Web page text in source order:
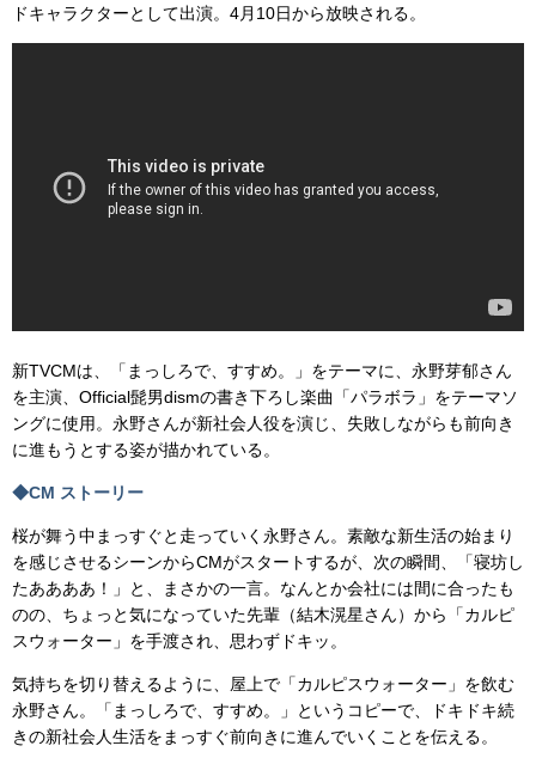
ドキャラクターとして出演。4月10日から放映される。
新TVCMは、「まっしろで、すすめ。」をテーマに、永野芽郁さん
を主演、Official髭男dismの書き下ろし楽曲「パラボラ」をテーマソ
ングに使用。永野さんが新社会人役を演じ、失敗しながらも前向き
に進もうとする姿が描かれている。
◆CM ストーリー
桜が舞う中まっすぐと走っていく永野さん。素敵な新生活の始まり
を感じさせるシーンからCMがスタートするが、次の瞬間、「寝坊し
たああああ！」と、まさかの一言。なんとか会社には間に合ったも
のの、ちょっと気になっていた先輩（結木滉星さん）から「カルピ
スウォーター」を手渡され、思わずドキッ。
気持ちを切り替えるように、屋上で「カルピスウォーター」を飲む
永野さん。「まっしろで、すすめ。」というコピーで、ドキドキ続
きの新社会人生活をまっすぐ前向きに進んでいくことを伝える。